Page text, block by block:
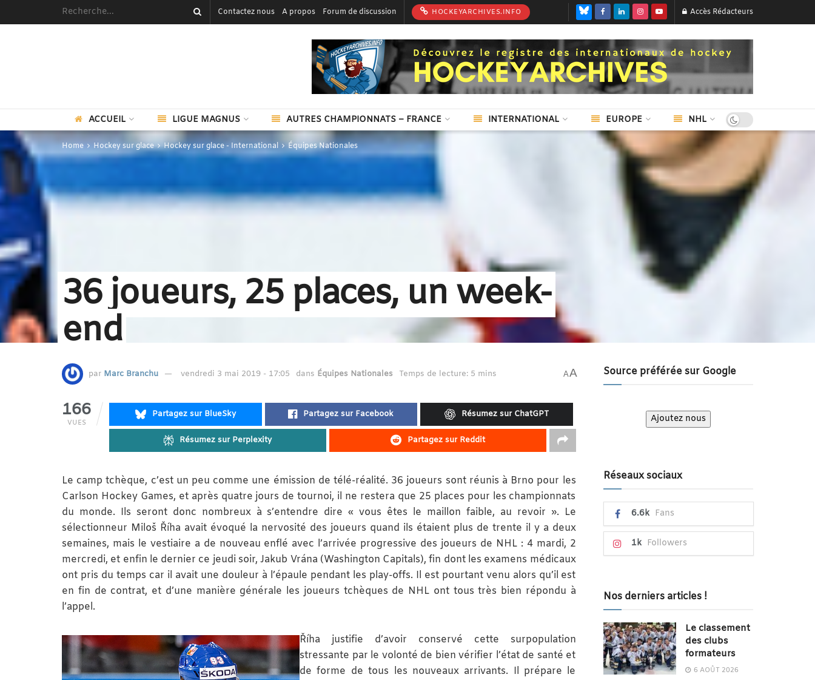
Contactez nous A propos Forum de discussion HOCKEYARCHIVES.INFO Accès Rédacteurs
ACCUEIL LIGUE MAGNUS AUTRES CHAMPIONNATS – FRANCE INTERNATIONAL EUROPE NHL
Home Hockey sur glace Hockey sur glace - International Équipes Nationales
36 joueurs, 25 places, un week-
end
par Marc Branchu vendredi 3 mai 2019 - 17:05 dans Équipes Nationales Temps de lecture: 5 mins AA
166
VUES
Partagez sur BlueSky Partagez sur Facebook Résumez sur ChatGPT
Résumez sur Perplexity Partagez sur Reddit
Le camp tchèque, c’est un peu comme une émission de télé-réalité. 36 joueurs sont réunis à Brno pour les
Carlson Hockey Games, et après quatre jours de tournoi, il ne restera que 25 places pour les championnats
du monde. Ils seront donc nombreux à s’entendre dire « vous êtes le maillon faible, au revoir ». Le
sélectionneur Miloš Říha avait évoqué la nervosité des joueurs quand ils étaient plus de trente il y a deux
semaines, mais le vestiaire a de nouveau enflé avec l’arrivée progressive des joueurs de NHL : 4 mardi, 2
mercredi, et enfin le dernier ce jeudi soir, Jakub Vrána (Washington Capitals), fin dont les examens médicaux
ont pris du temps car il avait une douleur à l’épaule pendant les play-offs. Il est pourtant venu alors qu’il est
en fin de contrat, et d’une manière générale les joueurs tchèques de NHL ont tous très bien répondu à
l’appel.
Říha justifie d’avoir conservé cette surpopulation
stressante par le volonté de bien vérifier l’état de santé et
de forme de tous les nouveaux arrivants. Il prépare le
Source préférée sur Google
Ajoutez nous
Réseaux sociaux
6.6k Fans
1k Followers
Nos derniers articles !
Le classement
des clubs
formateurs
6 AOÛT 2026